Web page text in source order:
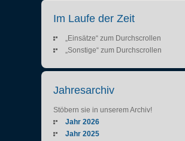
Im Laufe der Zeit
„Einsätze“ zum Durchscrollen
„Sonstige“ zum Durchscrollen
Jahresarchiv
Stöbern sie in unserem Archiv!
Jahr 2026
Jahr 2025